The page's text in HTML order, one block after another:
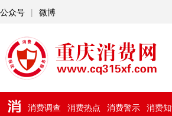
公众号 | 微博
消费调查 消费热点 消费警示 消费